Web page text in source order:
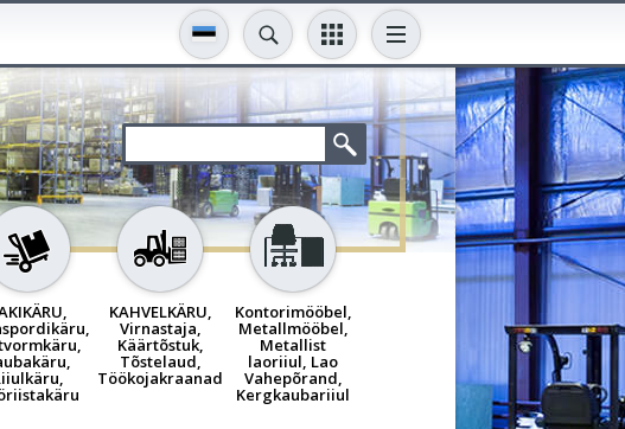
KAHVELKÄRU,
Virnastaja,
Käärtõstuk,
Tõstelaud,
Töökojakraanad
Kontorimööbel,
Metallmööbel,
Metallist
laoriiul, Lao
Vahepõrand,
Kergkaubariiul